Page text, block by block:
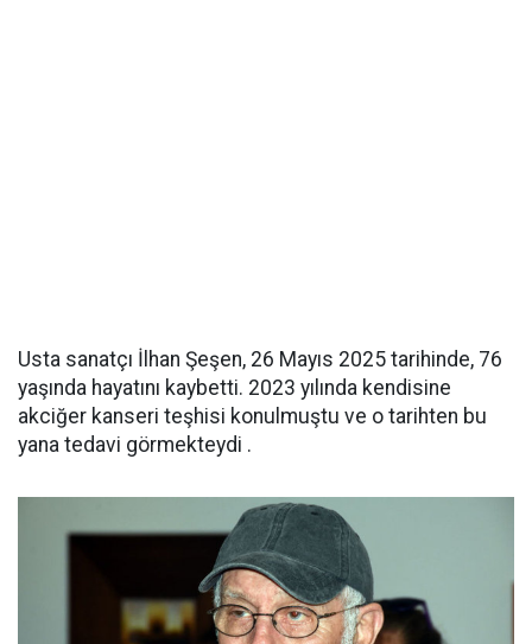
Usta sanatçı İlhan Şeşen, 26 Mayıs 2025 tarihinde, 76
yaşında hayatını kaybetti. 2023 yılında kendisine
akciğer kanseri teşhisi konulmuştu ve o tarihten bu
yana tedavi görmekteydi .